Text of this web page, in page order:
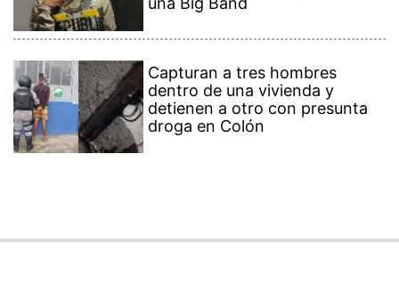
Capturan a tres hombres
dentro de una vivienda y
detienen a otro con presunta
droga en Colón